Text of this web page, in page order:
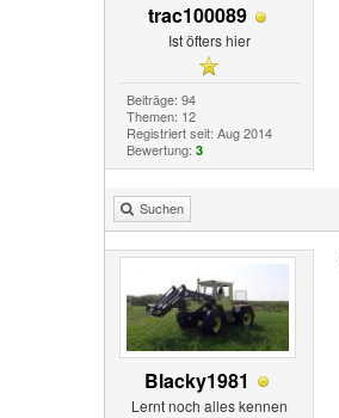
trac100089
Ist öfters hier
Beiträge: 94
Themen: 12
Registriert seit: Aug 2014
Bewertung: 3
Suchen
Blacky1981
Lernt noch alles kennen